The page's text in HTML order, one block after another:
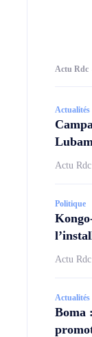
Actu Rdc
Actualités
Actu Rdc
Politique
Actu Rdc
Actualités
Boma